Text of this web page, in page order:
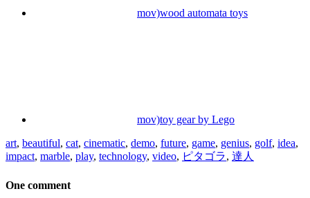
mov)wood automata toys
mov)toy gear by Lego
art, beautiful, cat, cinematic, demo, future, game, genius, golf, idea,
impact, marble, play, technology, video, ピタゴラ, 達人
One comment